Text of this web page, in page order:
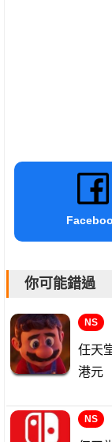
你可能錯過
NS
任天
港元
NS